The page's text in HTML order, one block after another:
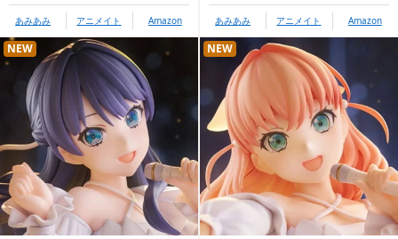
あみあみ アニメイト Amazon あみあみ アニメイト Amazon
NEW NEW